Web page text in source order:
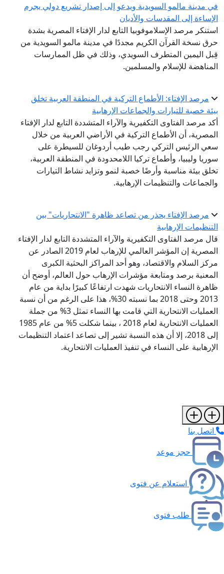
في مدينة مالمو السويدية ويدعو إلى إصدار تشريع دولي يجرم
الإساءة إلى المقدسات والأديان
استنكر مرصد الإسلاموفوبيا التابع لدار الإفتاء المصرية بشدة
حرق نسخة القرآن الكريم مجددًا في مدينة مالمو السويدية من
قِبل اليمين المتطرف السويدي، وذلك في ظل الممارسات
المناهضة للإسلام والمسلمين.
مرصد الإفتاء: الأطماع التركية في المنطقة العربية تخلق
بيئة خصبة للتيارات والجماعات الإرهابية
أكد مرصد الفتاوى التكفيرية والآراء المتشددة التابع لدار الإفتاء
المصرية، أن الأطماع التركية في الأراضي العربية من خلال
سعي الرئيس التركي رجب طيب أردوغان للسيطرة على
سوريا وليبيا، وأطماع تركيا اللامحدودة في المنطقة العربية،
تخلق بيئة مناسبة وأرضًا خصبة لنمو وتزايد نشاط التيارات
والجماعات والتنظيمات الإرهابية.
مرصد الإفتاء يحذر من تصاعد ظاهرة "الانتحاريات" بين
التنظيمات الإرهابية
قال مرصد الفتاوى التكفيرية والآراء المتشددة التابع لدار الإفتاء
المصرية إن المؤشر العالمي للإرهاب لعام 2019 الصادر عن
مركز السلام والاقتصاد، وهو أحد المراكز البحثية الكبرى
المعنية برصد ومتابعة مؤشرات الإرهاب حول العالم، أوضح أن
ظاهرة النساء الانتحاريات شهدت ارتفاعًا كبيرًا بداية من عام
2013 وحتى 2018 بما نسبته 30%، هذا على الرغم من أن نسبة
العمليات الانتحارية التي قامت بها النساء تمثل 3% من جملة
العمليات الانتحارية لعام 2018 ، بينما شكلت 5% من عام 1985
إلى 2018، إلا أن هذه النسبة تشير إلى تصاعد اعتماد التنظيمات
الإرهابية على النساء في تنفيذ العمليات الانتحارية.
اتصل بنا
حجز موعد
استعلام عن فتوى
طلب فتوى